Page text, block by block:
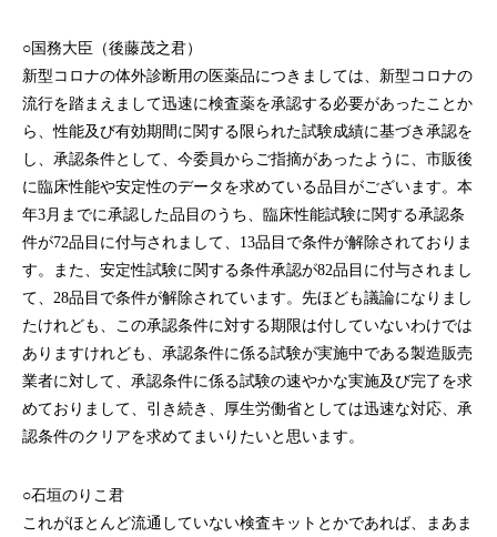
○国務大臣（後藤茂之君）
新型コロナの体外診断用の医薬品につきましては、新型コロナの
流行を踏まえまして迅速に検査薬を承認する必要があったことか
ら、性能及び有効期間に関する限られた試験成績に基づき承認を
し、承認条件として、今委員からご指摘があったように、市販後
に臨床性能や安定性のデータを求めている品目がございます。本
年3月までに承認した品目のうち、臨床性能試験に関する承認条
件が72品目に付与されまして、13品目で条件が解除されておりま
す。また、安定性試験に関する条件承認が82品目に付与されまし
て、28品目で条件が解除されています。先ほども議論になりまし
たけれども、この承認条件に対する期限は付していないわけでは
ありますけれども、承認条件に係る試験が実施中である製造販売
業者に対して、承認条件に係る試験の速やかな実施及び完了を求
めておりまして、引き続き、厚生労働省としては迅速な対応、承
認条件のクリアを求めてまいりたいと思います。
○石垣のりこ君
これがほとんど流通していない検査キットとかであれば、まあま